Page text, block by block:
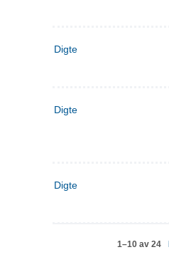
Digte
Digte
Digte
1–10 av 24